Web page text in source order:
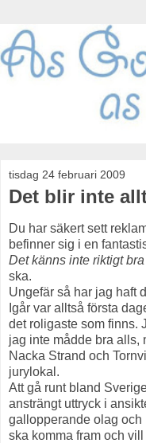
tisdag 24 februari 2009
Det blir inte
Du har säkert sett
befinner sig i en
Det känns inte riktigt
ska.
Ungefär så har jag haft
Igår var alltså första
det roligaste som finns.
jag inte mådde bra alls,
Nacka Strand och
jurylokal.
Att gå runt bland
ansträngt uttryck i
gallopperande olag och
ska komma fram och